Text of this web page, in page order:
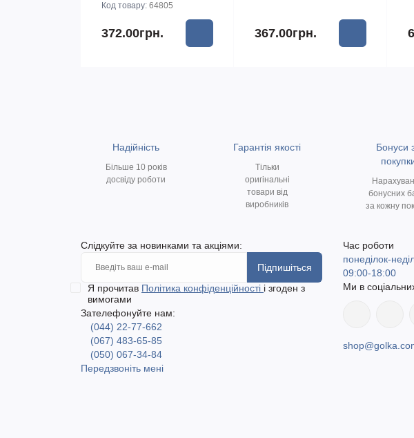
Код товару: 64805
372.00грн. 367.00грн.
Надійність
Більше 10 років
досвіду роботи
Гарантія якості
Тільки
оригінальні
товари від
виробників
Бонуси
бонусних
за кожну
Слідкуйте за новинками та акціями:
Підпишіться
Я прочитав Політика конфіденційності і згоден з
вимогами
Зателефонуйте нам:
(044) 22-77-662
(067) 483-65-85
(050) 067-34-84
Передзвоніть мені
Час роботи
понеділок-
09:00-18:00
Ми в